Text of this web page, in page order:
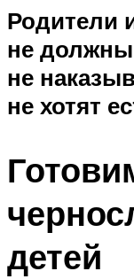
Родители
не должны
не
не хотят
детей